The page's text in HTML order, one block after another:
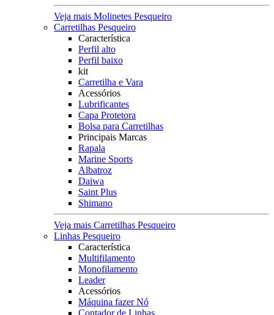
Veja mais Molinetes Pesqueiro
Carretilhas Pesqueiro
Característica
Perfil alto
Perfil baixo
kit
Carretilha e Vara
Acessórios
Lubrificantes
Capa Protetora
Bolsa para Carretilhas
Principais Marcas
Rapala
Marine Sports
Albatroz
Daiwa
Saint Plus
Shimano
Veja mais Carretilhas Pesqueiro
Linhas Pesqueiro
Característica
Multifilamento
Monofilamento
Leader
Acessórios
Máquina fazer Nó
Contador de Linhas